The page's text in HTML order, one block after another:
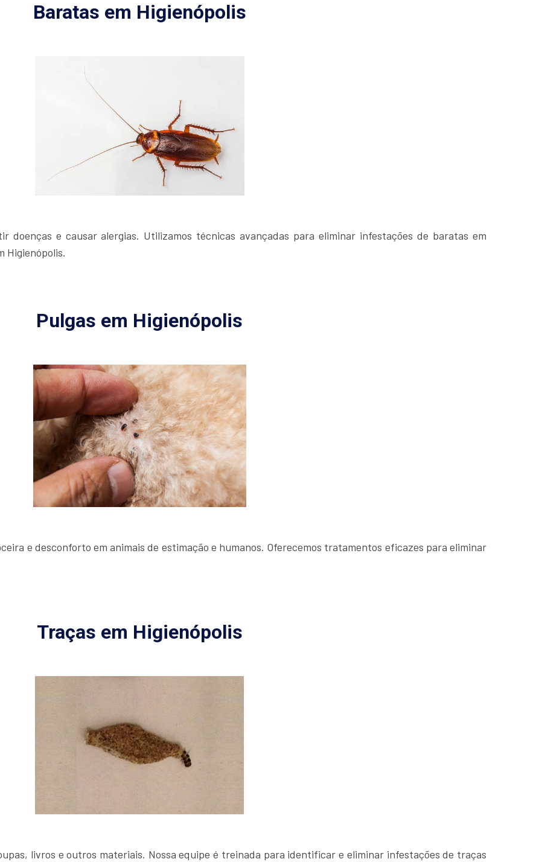
Baratas em Higienópolis
doenças e causar alergias. Utilizamos técnicas avançadas para eliminar infestações de baratas em
Higienópolis.
Pulgas em Higienópolis
e desconforto em animais de estimação e humanos. Oferecemos tratamentos eficazes para eliminar
Traças em Higienópolis
livros e outros materiais. Nossa equipe é treinada para identificar e eliminar infestações de traças